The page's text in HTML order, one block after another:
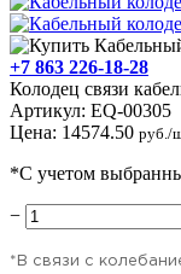
+7 863 226-18-28
Колодец связи
Артикул: EQ-00305
Цена: 14574.50 руб./
*С учетом
−
*В связи с